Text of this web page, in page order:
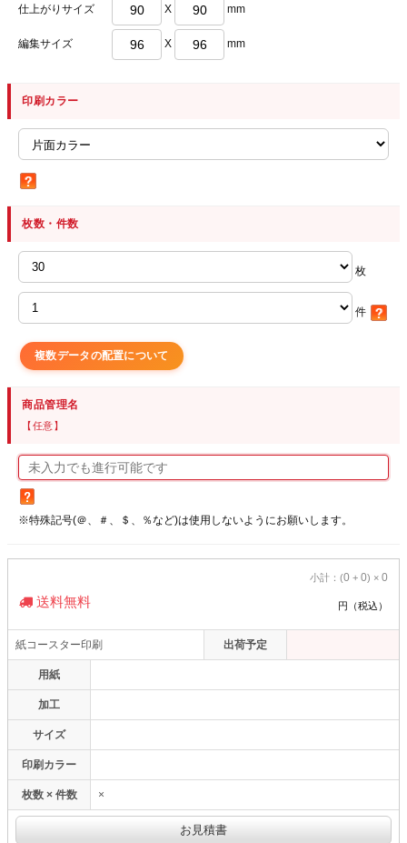
仕上がりサイズ X mm
編集サイズ X mm
印刷カラー
枚数・件数
枚
件
複数データの配置について
商品管理名
【任意】
※特殊記号(＠、＃、＄、％など)は使用しないようにお願いします。
紙コースター印刷
用紙
加工
サイズ
印刷カラー
枚数 × 件数
出荷予定
×
小計：(0 + 0) × 0
送料無料 円（税込）